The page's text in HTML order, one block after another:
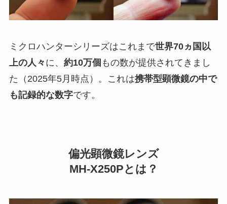
ミクロハンターシリーズはこれまで世界70ヵ国以
上の人々 に、 約10万個 もの数が提供されてきまし
た（2025年5月時点）。これは携帯型顕微鏡の中で
も記録的な数字です。
偏光顕微鏡レンズ
MH-X250Pとは？